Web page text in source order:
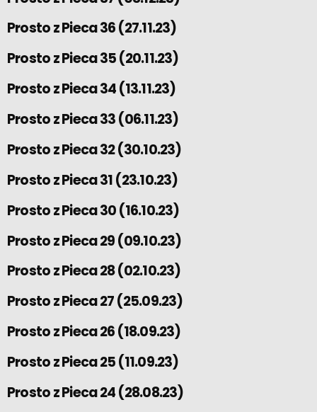
Prosto z Pieca 36 (27.11.23)
Prosto z Pieca 35 (20.11.23)
Prosto z Pieca 34 (13.11.23)
Prosto z Pieca 33 (06.11.23)
Prosto z Pieca 32 (30.10.23)
Prosto z Pieca 31 (23.10.23)
Prosto z Pieca 30 (16.10.23)
Prosto z Pieca 29 (09.10.23)
Prosto z Pieca 28 (02.10.23)
Prosto z Pieca 27 (25.09.23)
Prosto z Pieca 26 (18.09.23)
Prosto z Pieca 25 (11.09.23)
Prosto z Pieca 24 (28.08.23)